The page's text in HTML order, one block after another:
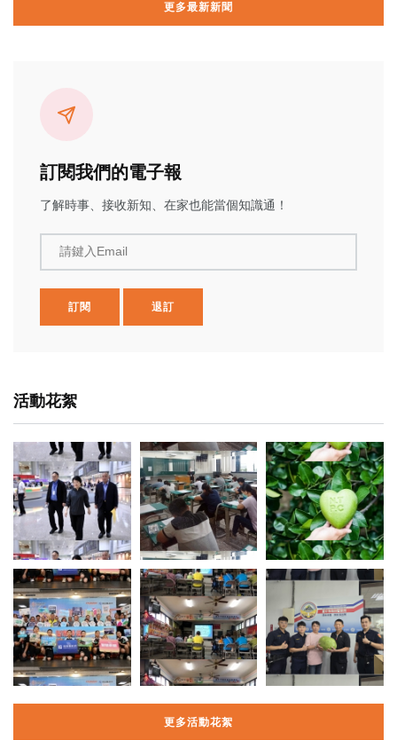
更多最新新聞
訂閱我們的電子報
了解時事、接收新知、在家也能當個知識通！
請鍵入Email
訂閱 退訂
活動花絮
更多活動花絮